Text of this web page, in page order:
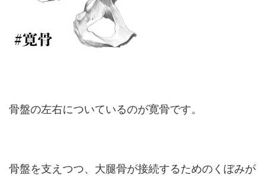
骨盤の左右についているのが寛骨です。
骨盤を支えつつ、大腿骨が接続するためのくぼみが